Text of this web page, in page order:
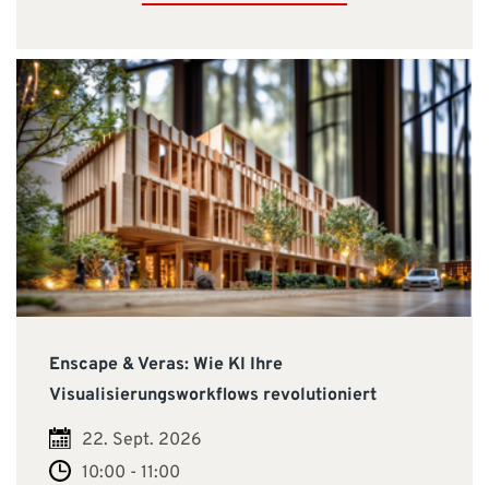
Enscape & Veras: Wie KI Ihre
Visualisierungsworkflows revolutioniert
22. Sept. 2026
10:00 - 11:00